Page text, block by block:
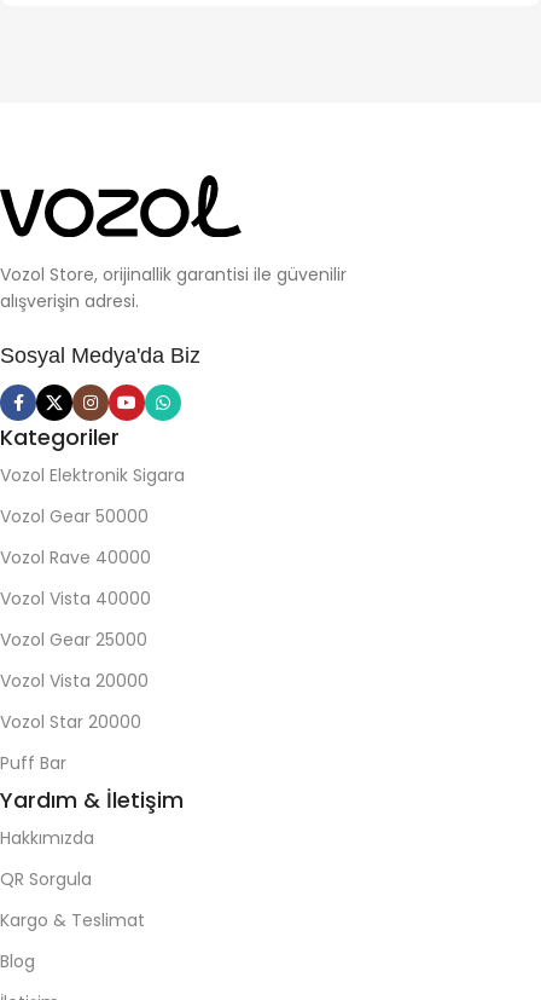
Vozol Store, orijinallik garantisi ile güvenilir
alışverişin adresi.
Sosyal Medya'da Biz
Kategoriler
Vozol Elektronik Sigara
Vozol Gear 50000
Vozol Rave 40000
Vozol Vista 40000
Vozol Gear 25000
Vozol Vista 20000
Vozol Star 20000
Puff Bar
Yardım & İletişim
Hakkımızda
QR Sorgula
Kargo & Teslimat
Blog